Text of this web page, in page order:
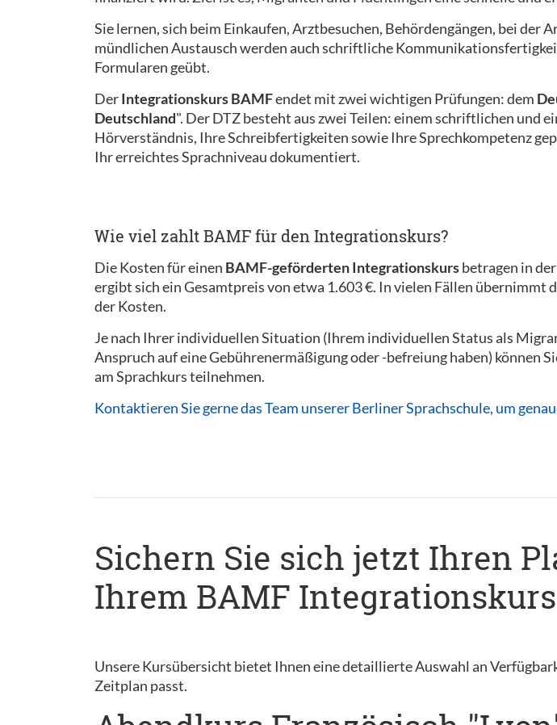
Sie lernen, sich beim Einkaufen, Arztbesuchen, Behördengängen, bei
mündlichen Austausch werden auch schriftliche
Formularen geübt.
DerIntegrationskurs BAMFendet mit zwei wichtigen Prüfungen: dem
Deutschland". Der DTZ besteht aus zwei Teilen: einem schriftlichen und
Hörverständnis, Ihre Schreibfertigkeiten sowie Ihre Sprechkompetenz
Ihr erreichtes Sprachniveau dokumentiert.
Wie viel zahlt BAMF für den Integrationskurs?
Die Kosten für einen BAMF-geförderten Integrationskursbetragen in
ergibt sich ein Gesamtpreis von etwa 1.603 €. In vielen Fällen übernimmt
der Kosten.
Je nach Ihrer individuellen Situation (Ihrem individuellen Status als
Anspruch auf eine Gebührenermäßigung oder -befreiung haben) können
am Sprachkurs teilnehmen.
Kontaktieren Sie gerne das Team unserer Berliner Sprachschule, um
Sichern Sie sich jetzt Ihren
Ihrem BAMF
Unsere Kursübersicht bietet Ihnen eine detaillierte Auswahl an
Zeitplan passt.